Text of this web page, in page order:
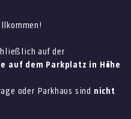
auf der
auf dem Parkplatz in Höhe
oder Parkhaus sind nicht